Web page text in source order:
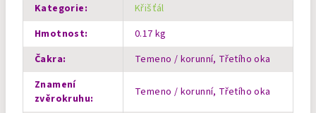
Kategorie:
Křišťál
Hmotnost:
0.17 kg
Čakra:
Temeno / korunní, Třetího oka
Znamení
zvěrokruhu: Temeno / korunní, Třetího oka